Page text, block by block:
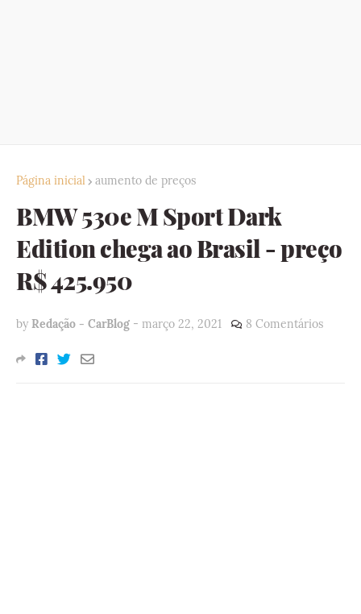
Página inicial aumento de preços
BMW 530e M Sport Dark
Edition chega ao Brasil - preço
R$ 425.950
by Redação - CarBlog - março 22, 2021 8 Comentários